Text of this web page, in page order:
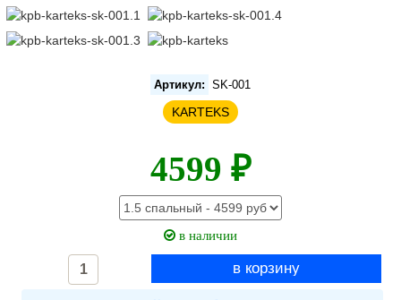
Артикул: SK-001
KARTEKS
4599 ₽
в наличии